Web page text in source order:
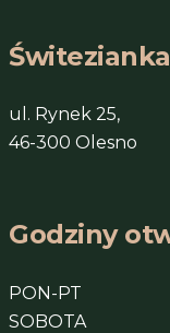
Świtezianka
ul. Rynek 25,
46-300 Olesno
Godziny
PON-PT
SOBOTA